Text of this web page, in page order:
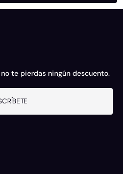
te pierdas ningún descuento.